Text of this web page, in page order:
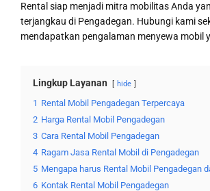
Rental siap menjadi mitra mobilitas Anda
terjangkau di Pengadegan. Hubungi kami
mendapatkan pengalaman menyewa mobil
Lingkup Layanan hide
1 Rental Mobil Pengadegan Terpercaya
2 Harga Rental Mobil Pengadegan
3 Cara Rental Mobil Pengadegan
4 Ragam Jasa Rental Mobil di Pengadegan
5 Mengapa harus Rental Mobil Pengadegan
6 Kontak Rental Mobil Pengadegan